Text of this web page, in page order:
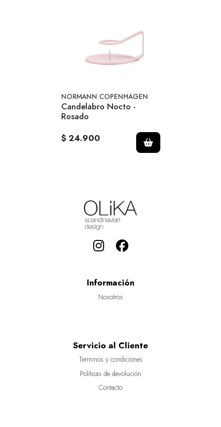
NORMANN COPENHAGEN
Candelabro Nocto -
Rosado
$ 24.900
Información
Nosotros
Servicio al Cliente
Terminos y condiciones
Políticas de devolución
Contacto